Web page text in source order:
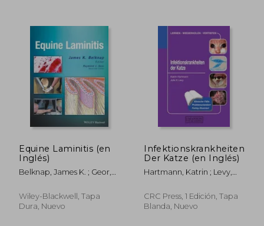
₡ 23.827
Equine Laminitis (en
Inglés)
Belknap, James K. ; Geor,
Wiley-Blackwell, Tapa
Dura, Nuevo
Infektionskrankheiten
Der Katze (en Inglés)
Hartmann, Katrin ; Levy,
CRC Press, 1 Edición, Tapa
Blanda, Nuevo